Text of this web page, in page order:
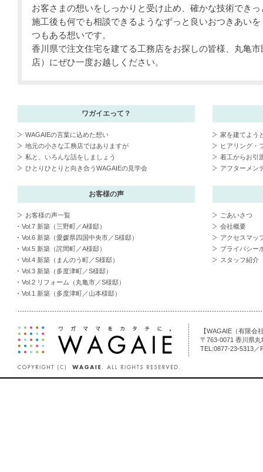
お客さまの想いをしっかりと受け止め、確かな技術でき
施工後も何でも相談できるようなずっと良いおつきあい
つもある想いです。
香川県で注文住宅を建てる工務店をお探しの皆様、丸亀
店）にぜひ一度お越しください。
ワガイエって？
WAGAIEの言葉に込めた想い
地元の小さな工務店ではありますが
私と、いろんな話をしましょう
ひとりひとりと向き合うWAGAIEの見学会
家を建てよう
ヒアリング・
着工からお引
アフターメン
お客様の声
お客様の声一覧
Vol.7 新築（三野町／A様邸）
Vol.6 新築（愛媛県四国中央市／S様邸）
Vol.5 新築（詫間町／A様邸）
Vol.4 新築（まんのう町／S様邸）
Vol.3 新築（多度津町／S様邸）
Vol.2 リフォーム（丸亀市／S様邸）
Vol.1 新築（多度津町／山本様邸）
ごあいさつ
会社概要
アクセスマッ
プライバシー
スタッフ紹介
【WAGAIE（有限会
〒763-0071 香川県
TEL:0877-23-5313／